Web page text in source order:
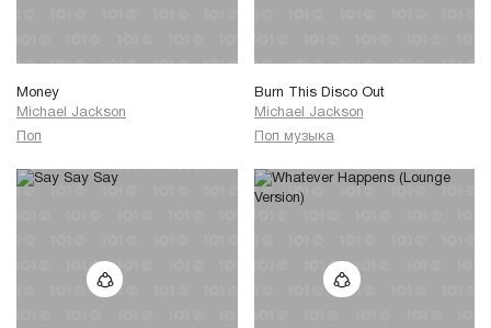
Money
Michael Jackson
Поп
Burn This Disco Out
Michael Jackson
Поп музыка